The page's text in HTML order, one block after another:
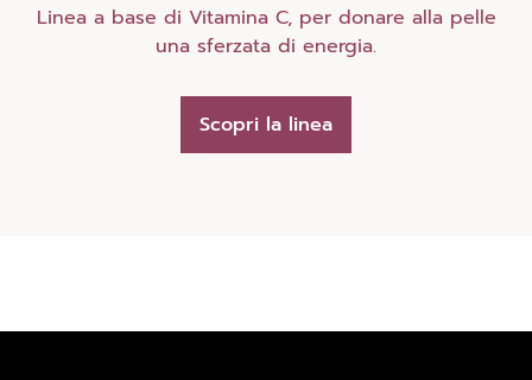
Linea a base di Vitamina C, per donare alla pelle
una sferzata di energia.
Scopri la linea